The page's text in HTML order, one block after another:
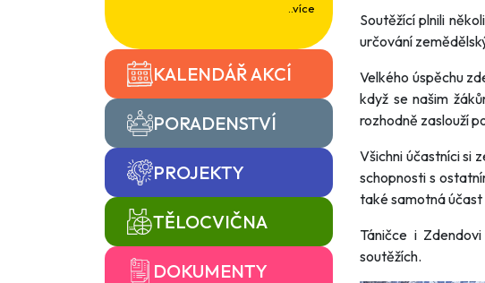
..více
KALENDÁŘ AKCÍ
PORADENSTVÍ
PROJEKTY
TĚLOCVIČNA
DOKUMENTY
Soutěžící plnili
určování
Velkého úspěchu
když se našim
rozhodně zaslouží
Všichni účastníci si
schopnosti s
také samotná účast
Táničce i
soutěžích.